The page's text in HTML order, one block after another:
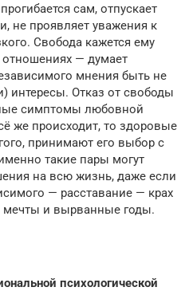
сам, отпускает
не проявляет уважения к
Свобода кажется ему
— думает
мнения быть не
интересы. Отказ от свободы
симптомы любовной
же происходит, то здоровые
принимают его выбор с
такие пары могут
на всю жизнь, даже если
— расставание — крах
мечты и вырванные годы.
психологической